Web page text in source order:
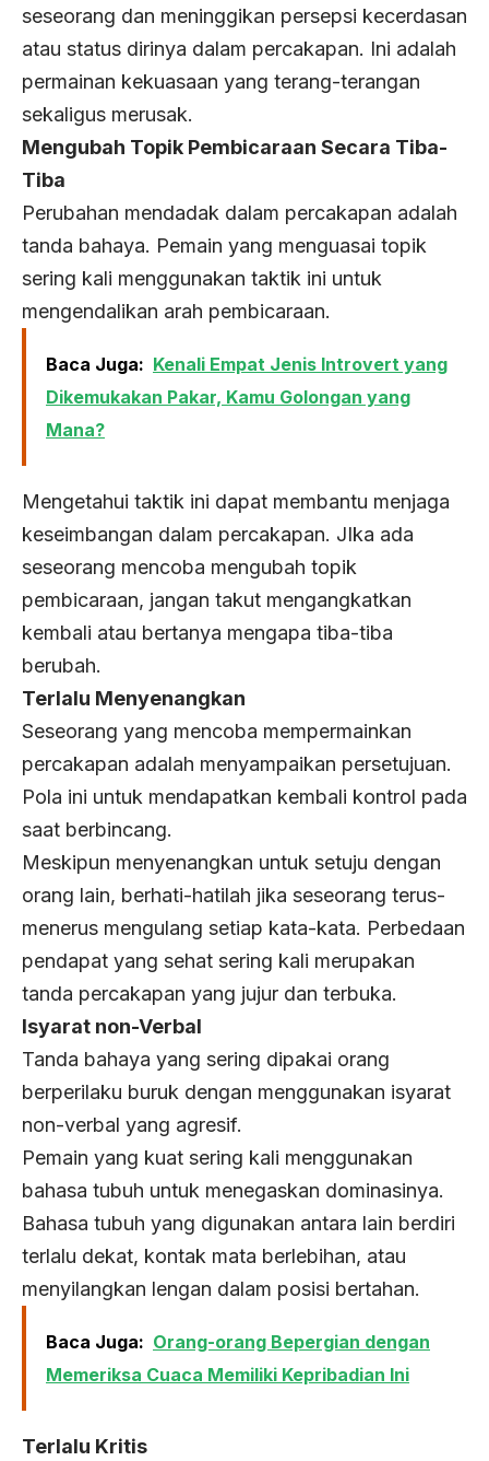
seseorang dan meninggikan persepsi kecerdasan
atau status dirinya dalam percakapan. Ini adalah
permainan kekuasaan yang terang-terangan
sekaligus merusak.
Mengubah Topik Pembicaraan Secara Tiba-
Tiba
Perubahan mendadak dalam percakapan adalah
tanda bahaya. Pemain yang menguasai topik
sering kali menggunakan taktik ini untuk
mengendalikan arah pembicaraan.
Baca Juga: Kenali Empat Jenis Introvert yang
Dikemukakan Pakar, Kamu Golongan yang
Mana?
Mengetahui taktik ini dapat membantu menjaga
keseimbangan dalam percakapan. JIka ada
seseorang mencoba mengubah topik
pembicaraan, jangan takut mengangkatkan
kembali atau bertanya mengapa tiba-tiba
berubah.
Terlalu Menyenangkan
Seseorang yang mencoba mempermainkan
percakapan adalah menyampaikan persetujuan.
Pola ini untuk mendapatkan kembali kontrol pada
saat berbincang.
Meskipun menyenangkan untuk setuju dengan
orang lain, berhati-hatilah jika seseorang terus-
menerus mengulang setiap kata-kata. Perbedaan
pendapat yang sehat sering kali merupakan
tanda percakapan yang jujur ​​dan terbuka.
Isyarat non-Verbal
Tanda bahaya yang sering dipakai orang
berperilaku buruk dengan menggunakan isyarat
non-verbal yang agresif.
Pemain yang kuat sering kali menggunakan
bahasa tubuh untuk menegaskan dominasinya.
Bahasa tubuh yang digunakan antara lain berdiri
terlalu dekat, kontak mata berlebihan, atau
menyilangkan lengan dalam posisi bertahan.
Baca Juga: Orang-orang Bepergian dengan
Memeriksa Cuaca Memiliki Kepribadian Ini
Terlalu Kritis